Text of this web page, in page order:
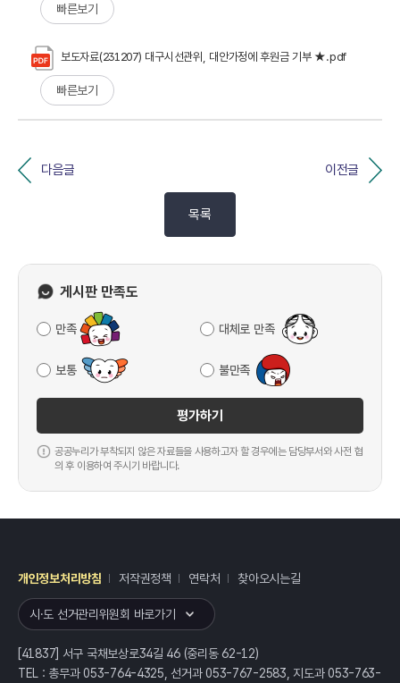
빠른보기
보도자료(231207) 대구시선관위, 대안가정에 후원금 기부 ★.pdf
빠른보기
다음글 이전글
목록
게시판 만족도
만족 대체로 만족
보통 불만족
평가하기
공공누리가 부착되지 않은 자료들을 사용하고자 할 경우에는 담당부서와 사전 협
의 후 이용하여 주시기 바랍니다.
개인정보처리방침 저작권정책 연락처 찾아오시는길
시·도 선거관리위원회 바로가기
[41837] 서구 국채보상로34길 46 (중리동 62-12)
TEL : 총무과 053-764-4325, 선거과 053-767-2583, 지도과 053-763-